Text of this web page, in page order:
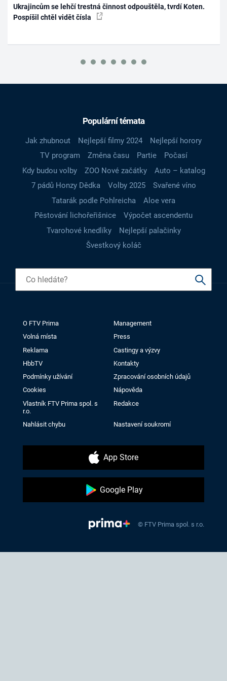
Ukrajincům se lehčí trestná činnost odpouštěla, tvrdí Koten.
Pospíšil chtěl vidět čísla
Populární témata
Jak zhubnout Nejlepší filmy 2024
Nejlepší horory
TV program
Změna času Partie
Počasí
Kdy budou volby
ZOO Nové začátky
Auto – katalog
7 pádů Honzy Dědka
Volby 2025
Svařené víno
Tatarák podle Pohlreicha
Aloe vera
Pěstování lichořeřišnice
Výpočet ascendentu
Tvarohové knedlíky
Nejlepší palačinky
Švestkový koláč
O FTV Prima
Management
Volná místa
Press
Reklama
Castingy a výzvy
HbbTV
Kontakty
Podmínky užívání
Zpracování osobních údajů
Cookies
Nápověda
Vlastník FTV Prima spol. s
r.o.
Redakce
Nahlásit chybu Nastavení soukromí
App Store
Google Play
© FTV Prima spol. s r.o.